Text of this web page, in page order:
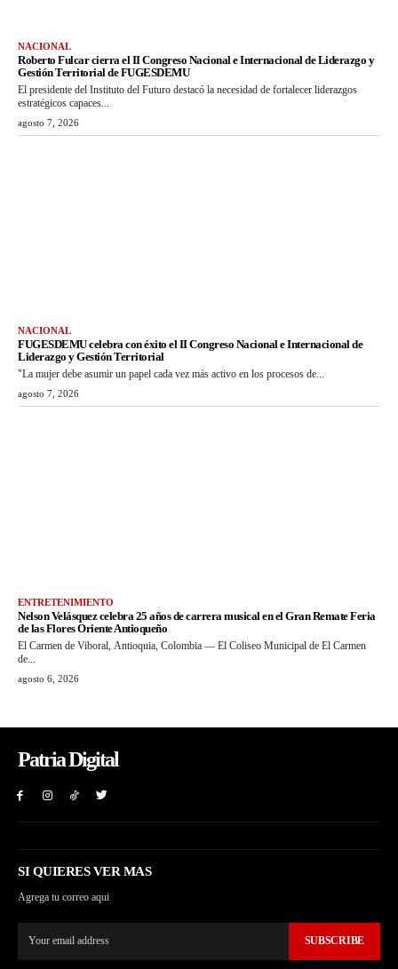
NACIONAL
Roberto Fulcar cierra el II Congreso Nacional e Internacional de Liderazgo y
Gestión Territorial de FUGESDEMU
El presidente del Instituto del Futuro destacó la necesidad de fortalecer liderazgos
estratégicos capaces...
agosto 7, 2026
NACIONAL
FUGESDEMU celebra con éxito el II Congreso Nacional e Internacional de
Liderazgo y Gestión Territorial
"La mujer debe asumir un papel cada vez más activo en los procesos de...
agosto 7, 2026
ENTRETENIMIENTO
Nelson Velásquez celebra 25 años de carrera musical en el Gran Remate Feria
de las Flores Oriente Antioqueño
El Carmen de Viboral, Antioquia, Colombia — El Coliseo Municipal de El Carmen
de...
agosto 6, 2026
Patria Digital
SI QUIERES VER MAS
Agrega tu correo aqui
SUBSCRIBE